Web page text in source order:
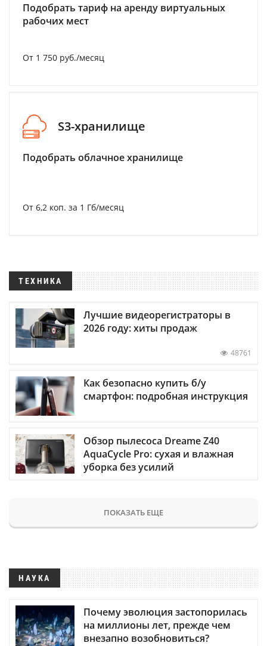
Подобрать тариф на аренду виртуальных
рабочих мест
От 1 750 руб./месяц
S3-хранилище
Подобрать облачное хранилище
От 6,2 коп. за 1 Гб/месяц
ТЕХНИКА
Лучшие видеорегистраторы в
2026 году: хиты продаж
48761
Как безопасно купить б/у
смартфон: подробная инструкция
Обзор пылесоса Dreame Z40
AquaCycle Pro: сухая и влажная
уборка без усилий
ПОКАЗАТЬ ЕЩЕ
НАУКА
Почему эволюция застопорилась
на миллионы лет, прежде чем
внезапно возобновиться?